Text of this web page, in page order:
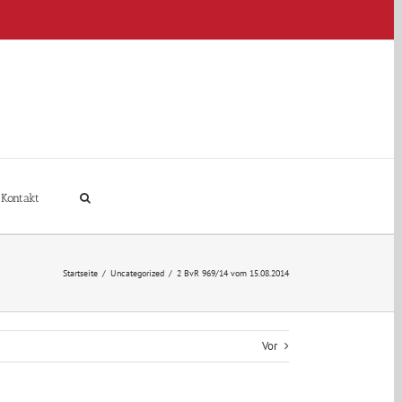
Kontakt
Startseite / Uncategorized / 2 BvR 969/14 vom 15.08.2014
Vor